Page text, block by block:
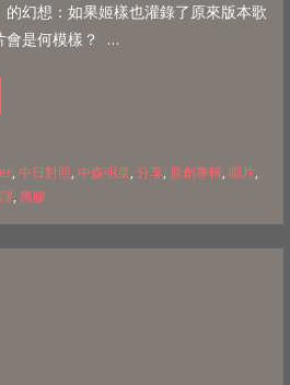
幻想：如果姬樣也灌錄了原來版本歌
會是何模樣？ …
, 中日對照, 中森明菜, 分享, 原創專輯, 唱片,
, 黑膠